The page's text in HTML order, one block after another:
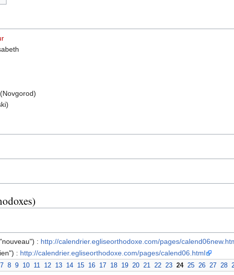
: http://calendrier.egliseorthodoxe.com/pages/
: http://calendrier.egliseorthodoxe.com/pages/calend06.html
7 8 9 10 11 12 13 14 15 16 17 18 19 20 21 22 23 24 25 26 27 28